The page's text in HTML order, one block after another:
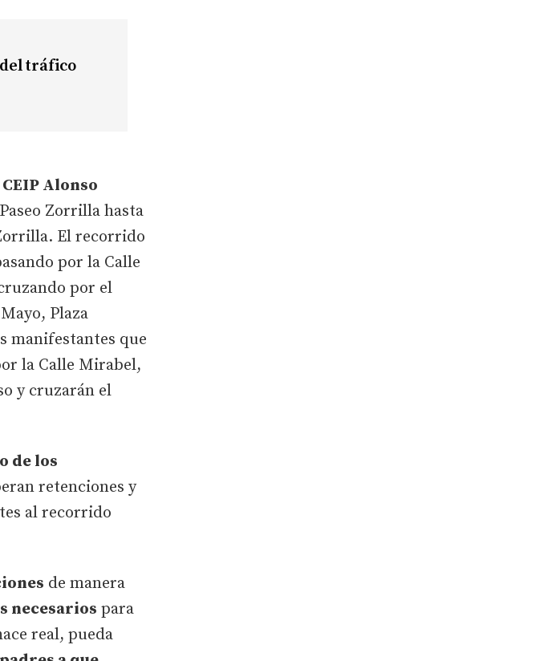
tráfico
CEIP Alonso
Zorrilla hasta
El recorrido
por la Calle
por el
Plaza
manifestantes que
la Calle Mirabel,
y cruzarán el
de los
retenciones y
al recorrido
de manera
necesarios para
real, pueda